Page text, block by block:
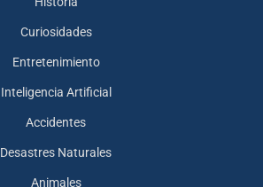
Curiosidades
Entretenimiento
Inteligencia Artificial
Accidentes
Desastres Naturales
Animales